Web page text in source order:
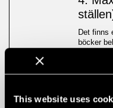
This website uses
Det finns
böcker
utkanten